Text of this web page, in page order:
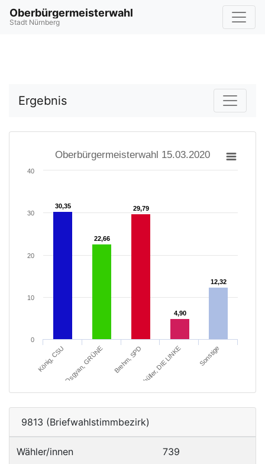
Oberbürgermeisterwahl
Stadt Nürnberg
Ergebnis
Oberbürgermeisterwahl 15.03.2020
30,35
30,35
22,66
22,66
29,79
29,79
4,90
4,90
12,32
12,32
König, CSU Osgyan, GRÜNE Brehm, SPDSchüller, DIE LINKE Sonstige
0
10
20
30
40
9813 (Briefwahlstimmbezirk)
Wähler/innen 739